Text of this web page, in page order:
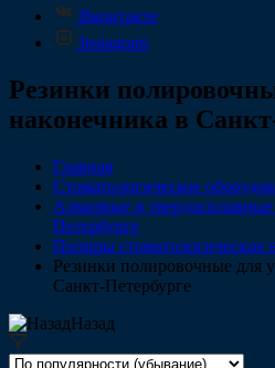
Вконтакте
Instagram
Резинки
наконечника в
Главная
Стоматологическое
Алмазные и
Петербурге
Полиры стоматологические
Резинки полировочные для
Санкт-Петербурге
Назад